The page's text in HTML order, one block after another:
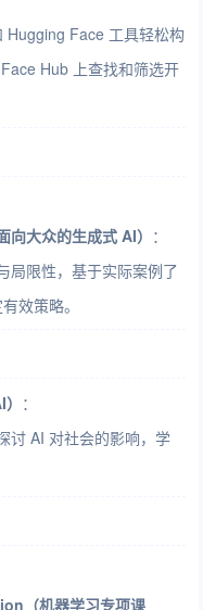
Hugging Face 工具轻松构
Hub 上查找和筛选开
大众的生成式 AI） ：
局限性，基于实际案例了
效策略。
：
讨 AI 对社会的影响，学
（机器学习专项课